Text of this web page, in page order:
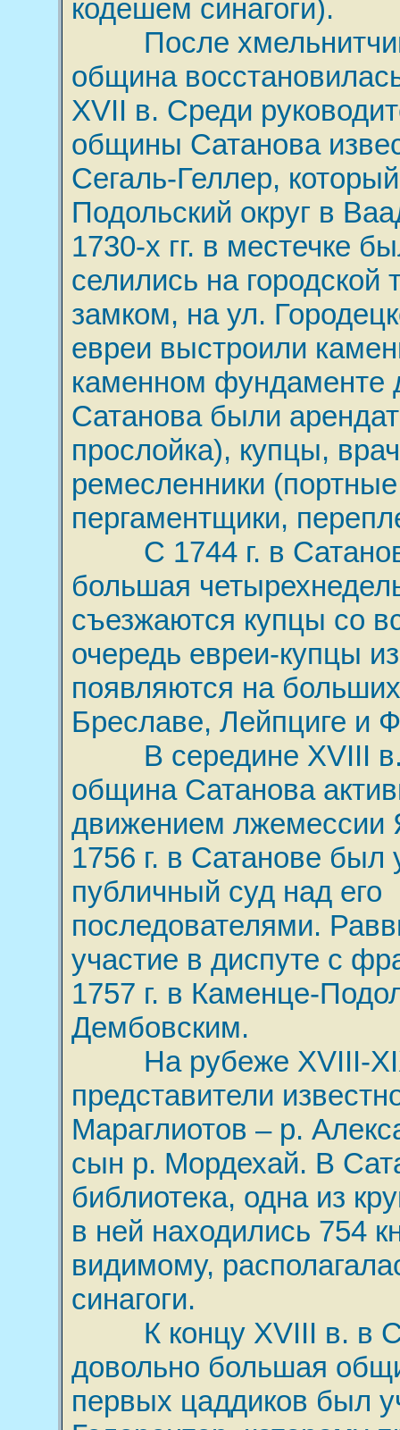
кодешем синагоги).
После
община
XVII в. Среди
общины Сатанова
Сегаль-Геллер,
Подольский округ в
1730-х гг. в местечке
селились на
замком, на ул.
евреи выстроили
каменном фундаменте
Сатанова были
прослойка), купцы,
ремесленники
пергаментщики,
С 1744 г. в
большая
съезжаются купцы со
очередь евреи-купцы
появляются на
Бреславе, Лейпциге и
В середине XVIII в.
община Сатанова
движением лжемессии
1756 г. в Сатанове был
публичный суд над его
последователями.
участие в диспуте с
1757 г. в Каменце-
Дембовским.
На рубеже XVIII-XIX
представители
Мараглиотов – р.
сын р. Мордехай. В
библиотека, одна из
в ней находились 754
видимому,
синагоги.
К концу XVIII в. в
довольно большая
первых цаддиков был